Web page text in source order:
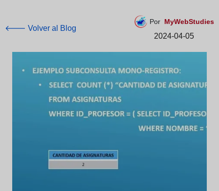
🡐 Volver al Blog
Por MyWebStudies
2024-04-05